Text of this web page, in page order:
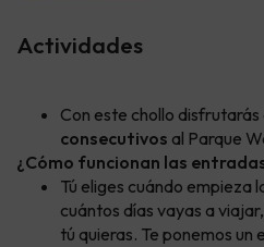
Actividades
Con este chollo disfrutarás
consecutivos al Parque
¿Cómo funcionan las
Tú eliges cuándo empieza
cuántos días vayas a
tú quieras. Te ponemos un